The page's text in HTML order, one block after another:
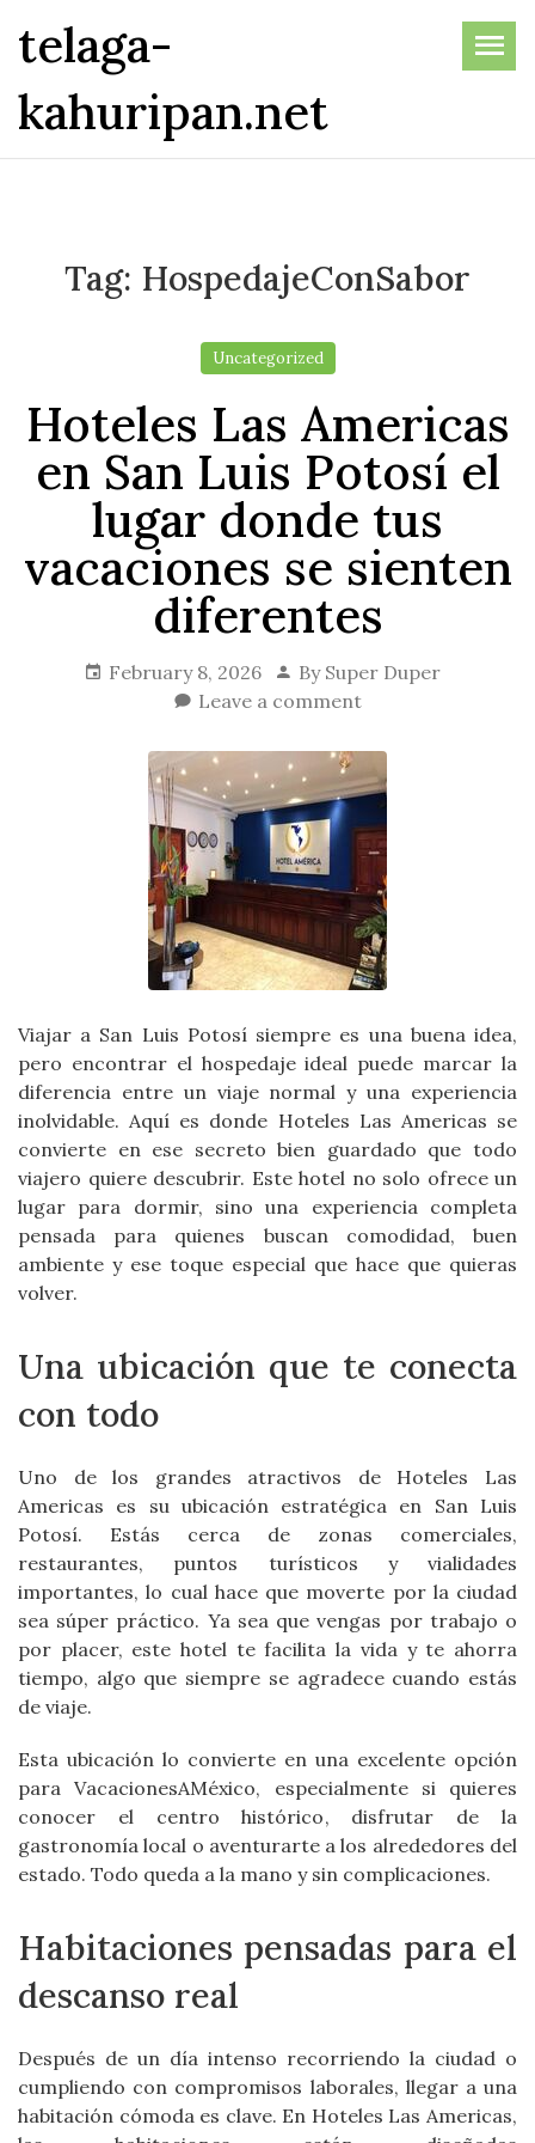
the
content
telaga-
kahuripan.net
Tag: HospedajeConSabor
Uncategorized
Hoteles Las Americas
en San Luis Potosí el
lugar donde tus
vacaciones se sienten
diferentes
February 8, 2026 By Super Duper
Leave a comment
Viajar a San Luis Potosí siempre es una buena idea,
pero encontrar el hospedaje ideal puede marcar la
diferencia entre un viaje normal y una experiencia
inolvidable. Aquí es donde Hoteles Las Americas se
convierte en ese secreto bien guardado que todo
viajero quiere descubrir. Este hotel no solo ofrece un
lugar para dormir, sino una experiencia completa
pensada para quienes buscan comodidad, buen
ambiente y ese toque especial que hace que quieras
volver.
Una ubicación que te conecta
con todo
Uno de los grandes atractivos de Hoteles Las
Americas es su ubicación estratégica en San Luis
Potosí. Estás cerca de zonas comerciales,
restaurantes, puntos turísticos y vialidades
importantes, lo cual hace que moverte por la ciudad
sea súper práctico. Ya sea que vengas por trabajo o
por placer, este hotel te facilita la vida y te ahorra
tiempo, algo que siempre se agradece cuando estás
de viaje.
Esta ubicación lo convierte en una excelente opción
para VacacionesAMéxico, especialmente si quieres
conocer el centro histórico, disfrutar de la
gastronomía local o aventurarte a los alrededores del
estado. Todo queda a la mano y sin complicaciones.
Habitaciones pensadas para el
descanso real
Después de un día intenso recorriendo la ciudad o
cumpliendo con compromisos laborales, llegar a una
habitación cómoda es clave. En Hoteles Las Americas,